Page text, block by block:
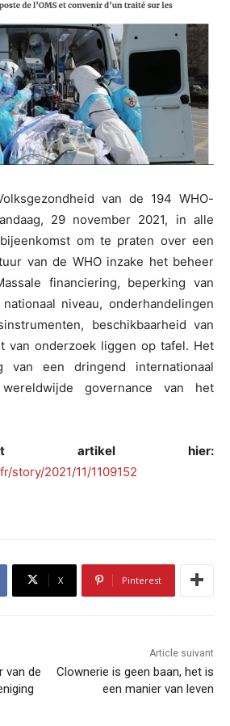
van de 194 WHO-
29 november 2021, in alle
om te praten over een
van de WHO inzake het beheer
financiering, beperking van
niveau, onderhandelingen
beschikbaarheid van
van onderzoek liggen op tafel. Het
van een dringend internationaal
governance van het
artikel hier:
story/2021/11/1109152
X Pinterest
van de
Article suivant
Clownerie is geen baan, het is
een manier van leven